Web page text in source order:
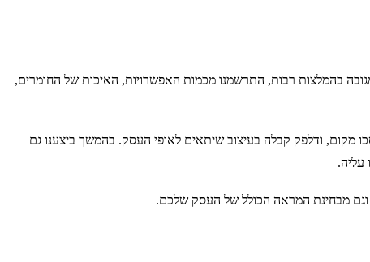
בהמלצות רבות, התרשמנו מכמות האפשרויות, האיכות של החומרים,
מקום, ודלפק קבלה בעיצוב שיתאים לאופי העסק. בהמשך ביצענו גם
עליה.
מבחינת המראה הכולל של העסק שלכם.